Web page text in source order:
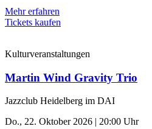
Mehr erfahren
Tickets kaufen
Kulturveranstaltungen
Martin Wind Gravity Trio
Jazzclub Heidelberg im DAI
Do., 22. Oktober 2026 | 20:00 Uhr